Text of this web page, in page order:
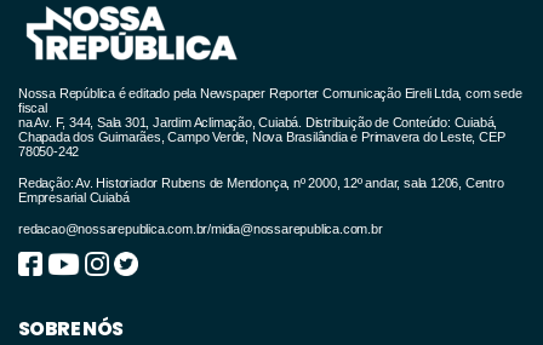
endereços das pessoas que participaram de
reunião de organização do ato com o órgão.
Com base em reportagem do jornal Folha de
S.Paulo, o promotor destaca que Vilar havia
se comprometido com o uso de máscaras e
capacetes e havia afirmado que todas as
motos deveriam estar emplacadas.
Nossa República é editado pela Newspaper Reporter Comunicação Eireli Ltda, com sede
fiscal
na Av. F, 344, Sala 301, Jardim Aclimação, Cuiabá. Distribuição de Conteúdo: Cuiabá,
Chapada dos Guimarães, Campo Verde, Nova Brasilândia e Primavera do Leste, CEP
78050-242
Redação: Av. Historiador Rubens de Mendonça, nº 2000, 12º andar, sala 1206, Centro
Empresarial Cuiabá
redacao@nossarepublica.com.br/midia@nossarepublica.com.br
SOBRE NÓS